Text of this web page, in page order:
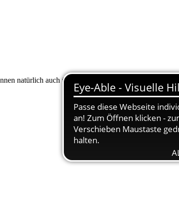
natürlich auch über "Suche" nach Ihrem Anliegen